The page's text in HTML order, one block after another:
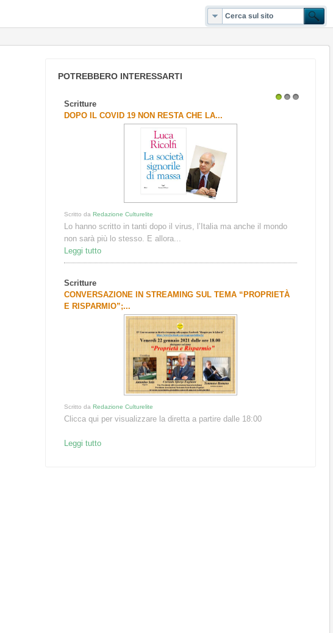
POTREBBERO INTERESSARTI
Scritture
DOPO IL COVID 19 NON RESTA CHE LA...
Scritto daRedazione Culturelite
Lo hanno scritto in tanti dopo il virus, l’Italia ma anche il mondo
non sarà più lo stesso. E allora...
Leggi tutto
Scritture
CONVERSAZIONE IN STREAMING SUL TEMA “PROPRIETÀ
E RISPARMIO”;...
Scritto da Redazione Culturelite
Clicca qui per visualizzare la diretta a partire dalle 18:00
Leggi tutto